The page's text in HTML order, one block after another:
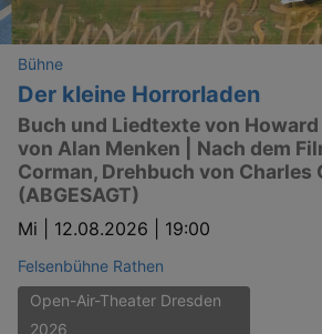
Bühne
Der kleine Horrorladen
Buch und Liedtexte von
von Alan Menken | Nach dem
Corman, Drehbuch von Charles
(ABGESAGT)
Mi | 12.08.2026 | 19:00
Felsenbühne Rathen
Open-Air-Theater Dresden
2026